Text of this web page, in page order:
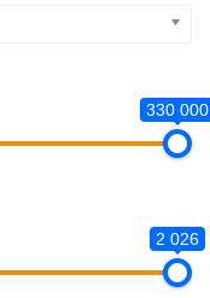
330 000
2 026